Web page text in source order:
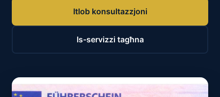
Itlob konsultazzjoni
Is-servizzi tagħna